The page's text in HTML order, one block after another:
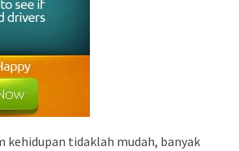
kehidupan tidaklah mudah, banyak